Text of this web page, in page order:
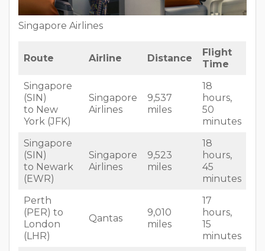
Singapore Airlines
Route Airline Distance
Flight
Time
Singapore
(SIN)
to New
York (JFK)
Singapore
Airlines
9,537
miles
18
hours,
50
minutes
Singapore
(SIN)
to Newark
(EWR)
Singapore
Airlines
9,523
miles
18
hours,
45
minutes
Perth
(PER) to
London
(LHR)
Qantas
9,010
miles
17
hours,
15
minutes